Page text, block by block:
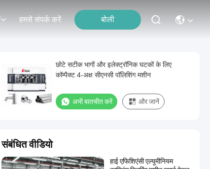
हमसे संपर्क करें बोली
छोटे सटीक भागों और इलेक्ट्रॉनिक घटकों के लिए
कॉम्पैक्ट 4-अक्ष सीएनसी पॉलिशिंग मशीन
अभी बातचीत करें और जानें
संबंधित वीडियो
हाई एफिशिएंसी एल्यूमीनियम